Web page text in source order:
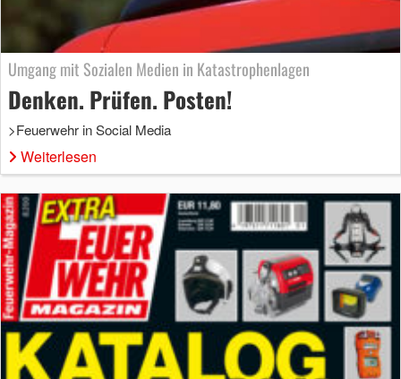
Umgang mit Sozialen Medien in Katastrophenlagen
Denken. Prüfen. Posten!
>Feuerwehr in Social Media
Weiterlesen